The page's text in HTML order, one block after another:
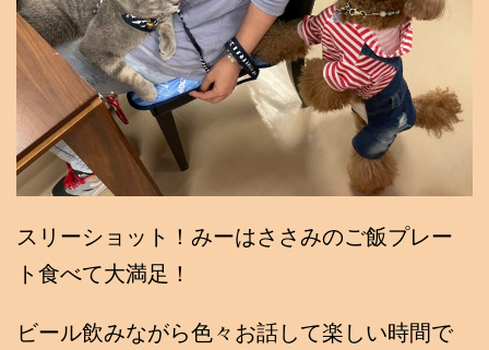
スリーショット！みーはささみのご飯プレー
ト食べて大満足！
ビール飲みながら色々お話して楽しい時間で